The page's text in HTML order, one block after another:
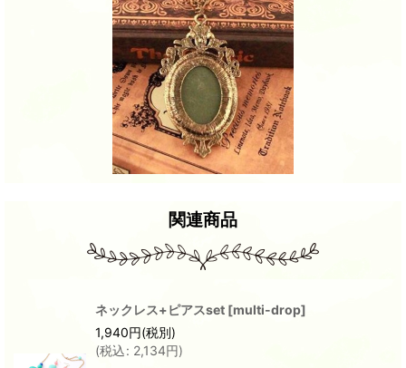
関連商品
ネックレス+ピアスset [multi-drop]
1,940円(税別)
(税込: 2,134円)